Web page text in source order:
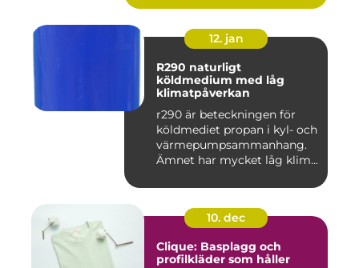
12. jan
R290 naturligt
köldmedium med låg
klimatpåverkan
r290 är beteckningen för
köldmediet propan i kyl- och
värmepumpsammanhang.
Ämnet har mycket låg klim...
10. dec
Clique: Basplagg och
profilkläder som håller